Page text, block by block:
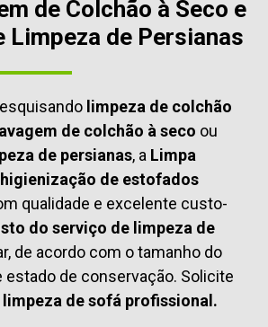
de Colchão à Seco e
Limpeza de Persianas
limpeza de colchão
lavagem de colchão à seco ou
de persianas, a Limpa
higienização de estofados
qualidade e excelente custo-
do serviço de limpeza de
de acordo com o tamanho do
estado de conservação. Solicite
de sofá profissional.